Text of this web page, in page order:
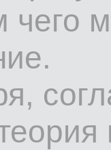
чего